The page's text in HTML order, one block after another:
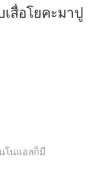
สื่อโยคะมาปู
โนแอลก็มี